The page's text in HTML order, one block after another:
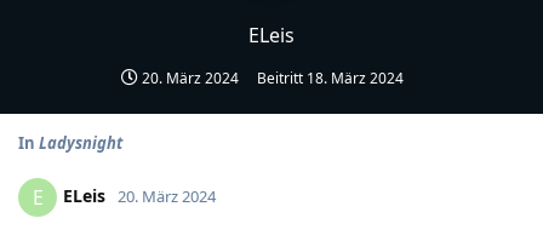
ELeis
20. März 2024 Beitritt 18. März 2024
In Ladysnight
E ELeis 20. März 2024